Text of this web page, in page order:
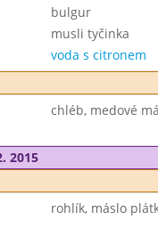
bulgur
musli tyčinka
voda s citronem
chléb, medové
2015
rohlík, máslo